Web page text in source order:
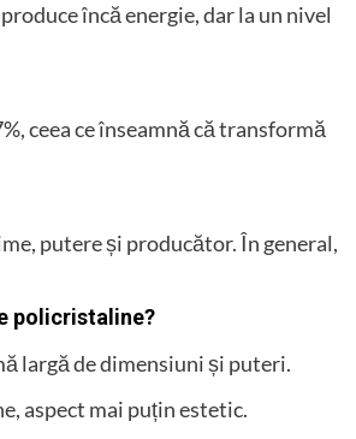
încă energie, dar la un nivel
ceea ce înseamnă că transformă
putere și producător. În general,
policristaline?
largă de dimensiuni și puteri.
aspect mai puțin estetic.